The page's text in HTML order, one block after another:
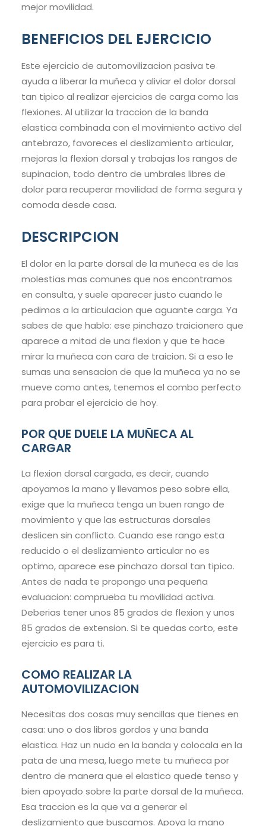
mejor movilidad.
BENEFICIOS DEL EJERCICIO
Este ejercicio de automovilizacion pasiva te
ayuda a liberar la muñeca y aliviar el dolor dorsal
tan tipico al realizar ejercicios de carga como las
flexiones. Al utilizar la traccion de la banda
elastica combinada con el movimiento activo del
antebrazo, favoreces el deslizamiento articular,
mejoras la flexion dorsal y trabajas los rangos de
supinacion, todo dentro de umbrales libres de
dolor para recuperar movilidad de forma segura y
comoda desde casa.
DESCRIPCION
El dolor en la parte dorsal de la muñeca es de las
molestias mas comunes que nos encontramos
en consulta, y suele aparecer justo cuando le
pedimos a la articulacion que aguante carga. Ya
sabes de que hablo: ese pinchazo traicionero que
aparece a mitad de una flexion y que te hace
mirar la muñeca con cara de traicion. Si a eso le
sumas una sensacion de que la muñeca ya no se
mueve como antes, tenemos el combo perfecto
para probar el ejercicio de hoy.
POR QUE DUELE LA MUÑECA AL
CARGAR
La flexion dorsal cargada, es decir, cuando
apoyamos la mano y llevamos peso sobre ella,
exige que la muñeca tenga un buen rango de
movimiento y que las estructuras dorsales
deslicen sin conflicto. Cuando ese rango esta
reducido o el deslizamiento articular no es
optimo, aparece ese pinchazo dorsal tan tipico.
Antes de nada te propongo una pequeña
evaluacion: comprueba tu movilidad activa.
Deberias tener unos 85 grados de flexion y unos
85 grados de extension. Si te quedas corto, este
ejercicio es para ti.
COMO REALIZAR LA
AUTOMOVILIZACION
Necesitas dos cosas muy sencillas que tienes en
casa: uno o dos libros gordos y una banda
elastica. Haz un nudo en la banda y colocala en la
pata de una mesa, luego mete tu muñeca por
dentro de manera que el elastico quede tenso y
bien apoyado sobre la parte dorsal de la muñeca.
Esa traccion es la que va a generar el
deslizamiento que buscamos. Apoya la mano